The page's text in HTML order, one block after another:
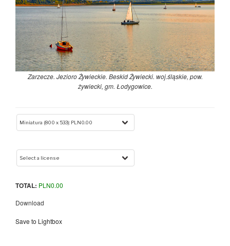
Zarzecze. Jezioro Żywieckie. Beskid Żywiecki. woj.śląskie, pow.
żywiecki, gm. Łodygowice.
TOTAL: PLN0.00
Download
Save to Lightbox